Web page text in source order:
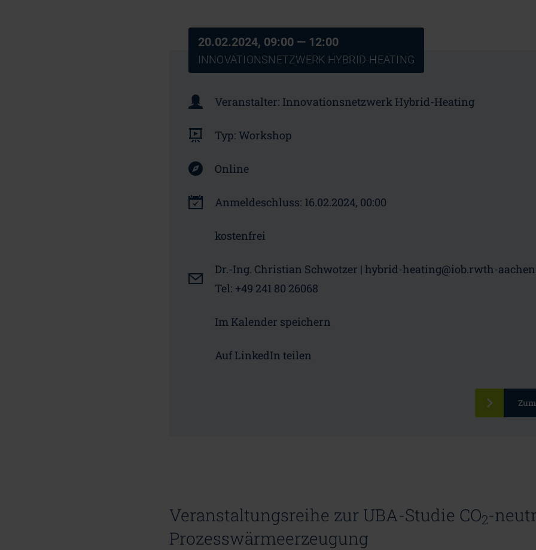
20.02.2024, 09:00 — 12:00
INNOVATIONSNETZWERK HYBRID-HEATING
Veranstalter: Innovationsnetzwerk Hybrid-Heating
Typ: Workshop
Online
Anmeldeschluss: 16.02.2024, 00:00
kostenfrei
Dr.-Ing. Christian Schwotzer | hybrid-heating@iob.rwth-
Tel: +49 241 80 26068
Im Kalender speichern
Auf LinkedIn teilen
Veranstaltungsreihe zur UBA-Studie CO2-
Prozesswärmeerzeugung